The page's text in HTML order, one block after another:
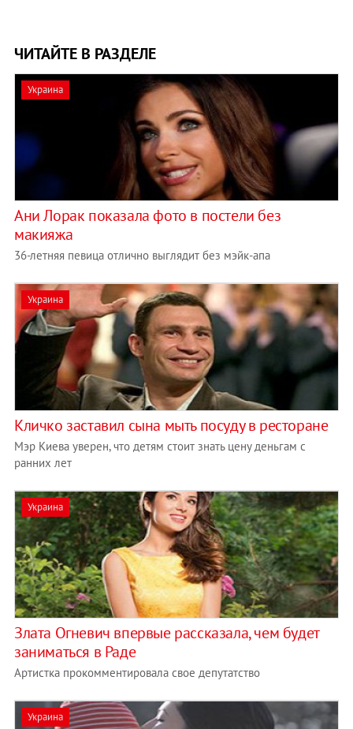
ЧИТАЙТЕ В РАЗДЕЛЕ
Украина
Ани Лорак показала фото в постели без
макияжа
36-летняя певица отлично выглядит без мэйк-апа
Украина
Кличко заставил сына мыть посуду в ресторане
Мэр Киева уверен, что детям стоит знать цену деньгам с
ранних лет
Украина
Злата Огневич впервые рассказала, чем будет
заниматься в Раде
Артистка прокомментировала свое депутатство
Украина